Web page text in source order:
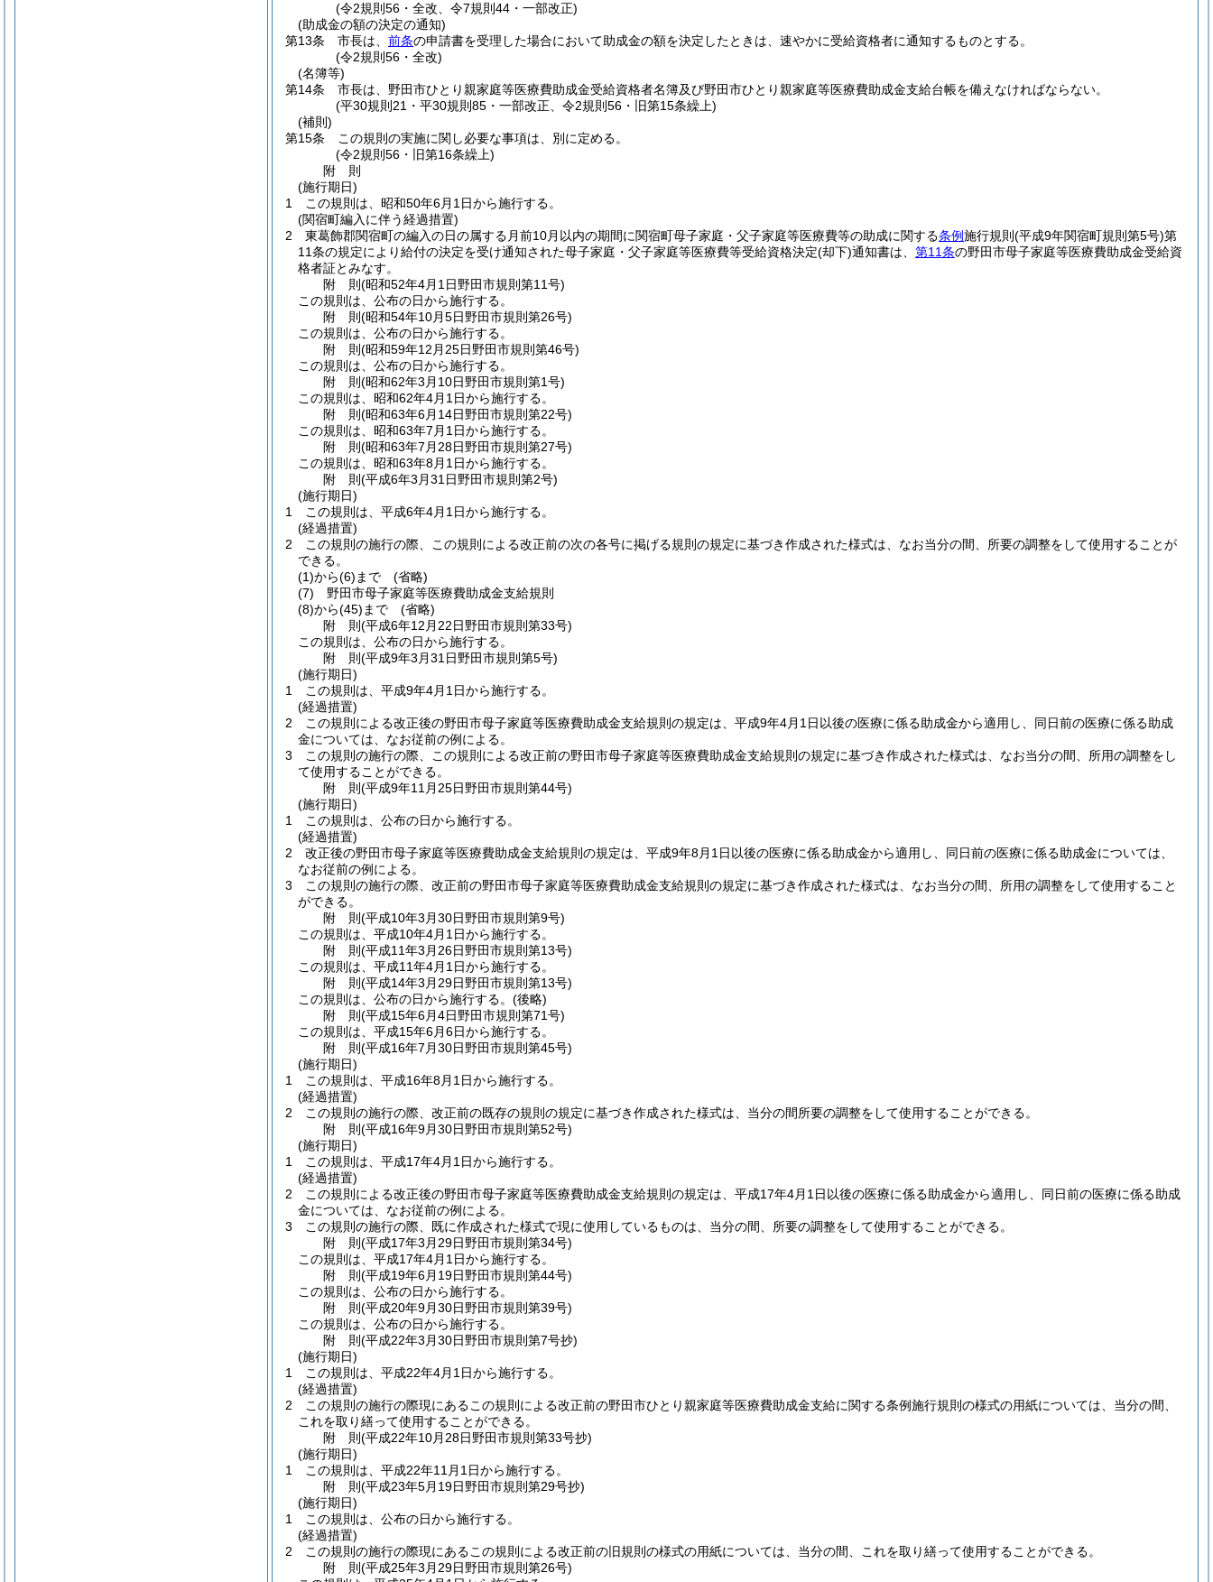
(令2規則56・全改、令7規則44・一部改正)
(助成金の額の決定の通知)
第13条
市長は、 前条の申請書を受理した場合において助成金の額を決定したときは、速やかに受給資格者に通知するものとする。
(令2規則56・全改)
(名簿等)
第14条
市長は、野田市ひとり親家庭等医療費助成金受給資格者名簿及び野田市ひとり親家庭等医療費助成金支給台帳を備えなければならない。
(平30規則21・平30規則85・一部改正、令2規則56・旧第15条繰上)
(補則)
第15条
この規則の実施に関し必要な事項は、別に定める。
(令2規則56・旧第16条繰上)
附 則
(施行期日)
1
この規則は、昭和50年6月1日から施行する。
(関宿町編入に伴う経過措置)
2
東葛飾郡関宿町の編入の日の属する月前10月以内の期間に関宿町母子家庭・父子家庭等医療費等の助成に関する条例施行規則 (平成9年関宿町規則第5号)第
11条の規定により給付の決定を受け通知された母子家庭・父子家庭等医療費等受給資格決定(却下)通知書は、 第11条の野田市母子家庭等医療費助成金受給資
格者証とみなす。
附 則(昭和52年4月1日野田市規則第11号)
この規則は、公布の日から施行する。
附 則(昭和54年10月5日野田市規則第26号)
この規則は、公布の日から施行する。
附 則(昭和59年12月25日野田市規則第46号)
この規則は、公布の日から施行する。
附 則(昭和62年3月10日野田市規則第1号)
この規則は、昭和62年4月1日から施行する。
附 則(昭和63年6月14日野田市規則第22号)
この規則は、昭和63年7月1日から施行する。
附 則(昭和63年7月28日野田市規則第27号)
この規則は、昭和63年8月1日から施行する。
附 則(平成6年3月31日野田市規則第2号)
(施行期日)
1
この規則は、平成6年4月1日から施行する。
(経過措置)
2
この規則の施行の際、この規則による改正前の次の各号に掲げる規則の規定に基づき作成された様式は、なお当分の間、所要の調整をして使用することが
できる。
(1)から(6)まで
(省略)
(7)
野田市母子家庭等医療費助成金支給規則
(8)から(45)まで
(省略)
附 則(平成6年12月22日野田市規則第33号)
この規則は、公布の日から施行する。
附 則(平成9年3月31日野田市規則第5号)
(施行期日)
1
この規則は、平成9年4月1日から施行する。
(経過措置)
2
この規則による改正後の野田市母子家庭等医療費助成金支給規則の規定は、平成9年4月1日以後の医療に係る助成金から適用し、同日前の医療に係る助成
金については、なお従前の例による。
3
この規則の施行の際、この規則による改正前の野田市母子家庭等医療費助成金支給規則の規定に基づき作成された様式は、なお当分の間、所用の調整をし
て使用することができる。
附 則(平成9年11月25日野田市規則第44号)
(施行期日)
1
この規則は、公布の日から施行する。
(経過措置)
2
改正後の野田市母子家庭等医療費助成金支給規則の規定は、平成9年8月1日以後の医療に係る助成金から適用し、同日前の医療に係る助成金については、
なお従前の例による。
3
この規則の施行の際、改正前の野田市母子家庭等医療費助成金支給規則の規定に基づき作成された様式は、なお当分の間、所用の調整をして使用すること
ができる。
附 則(平成10年3月30日野田市規則第9号)
この規則は、平成10年4月1日から施行する。
附 則(平成11年3月26日野田市規則第13号)
この規則は、平成11年4月1日から施行する。
附 則(平成14年3月29日野田市規則第13号)
この規則は、公布の日から施行する。 (後略)
附 則(平成15年6月4日野田市規則第71号)
この規則は、平成15年6月6日から施行する。
附 則(平成16年7月30日野田市規則第45号)
(施行期日)
1
この規則は、平成16年8月1日から施行する。
(経過措置)
2
この規則の施行の際、改正前の既存の規則の規定に基づき作成された様式は、当分の間所要の調整をして使用することができる。
附 則(平成16年9月30日野田市規則第52号)
(施行期日)
1
この規則は、平成17年4月1日から施行する。
(経過措置)
2
この規則による改正後の野田市母子家庭等医療費助成金支給規則の規定は、平成17年4月1日以後の医療に係る助成金から適用し、同日前の医療に係る助成
金については、なお従前の例による。
3
この規則の施行の際、既に作成された様式で現に使用しているものは、当分の間、所要の調整をして使用することができる。
附 則(平成17年3月29日野田市規則第34号)
この規則は、平成17年4月1日から施行する。
附 則(平成19年6月19日野田市規則第44号)
この規則は、公布の日から施行する。
附 則(平成20年9月30日野田市規則第39号)
この規則は、公布の日から施行する。
附 則(平成22年3月30日野田市規則第7号抄)
(施行期日)
1
この規則は、平成22年4月1日から施行する。
(経過措置)
2
この規則の施行の際現にあるこの規則による改正前の野田市ひとり親家庭等医療費助成金支給に関する条例施行規則の様式の用紙については、当分の間、
これを取り繕って使用することができる。
附 則(平成22年10月28日野田市規則第33号抄)
(施行期日)
1
この規則は、平成22年11月1日から施行する。
附 則(平成23年5月19日野田市規則第29号抄)
(施行期日)
1
この規則は、公布の日から施行する。
(経過措置)
2
この規則の施行の際現にあるこの規則による改正前の旧規則の様式の用紙については、当分の間、これを取り繕って使用することができる。
附 則(平成25年3月29日野田市規則第26号)